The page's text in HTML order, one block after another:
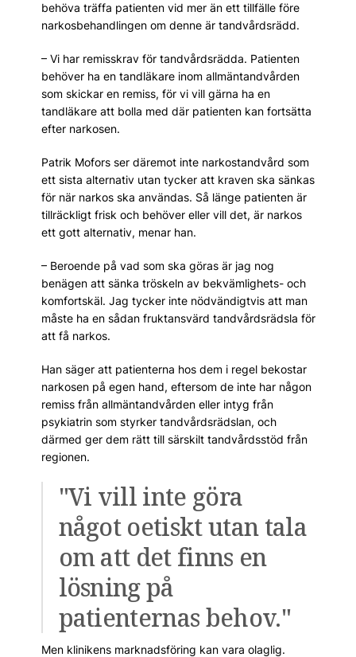
behöva träffa patienten vid mer än ett tillfälle före
narkosbehandlingen om denne är tandvårdsrädd.
– Vi har remisskrav för tandvårdsrädda. Patienten
behöver ha en tandläkare inom allmäntandvården
som skickar en remiss, för vi vill gärna ha en
tandläkare att bolla med där patienten kan fortsätta
efter narkosen.
Patrik Mofors ser däremot inte narkostandvård som
ett sista alternativ utan tycker att kraven ska sänkas
för när narkos ska användas. Så länge patienten är
tillräckligt frisk och behöver eller vill det, är narkos
ett gott alternativ, menar han.
– Beroende på vad som ska göras är jag nog
benägen att sänka tröskeln av bekvämlighets- och
komfortskäl. Jag tycker inte nödvändigtvis att man
måste ha en sådan fruktansvärd tandvårdsrädsla för
att få narkos.
Han säger att patienterna hos dem i regel bekostar
narkosen på egen hand, eftersom de inte har någon
remiss från allmäntandvården eller intyg från
psykiatrin som styrker tandvårdsrädslan, och
därmed ger dem rätt till särskilt tandvårdsstöd från
regionen.
"Vi vill inte göra
något oetiskt utan tala
om att det finns en
lösning på
patienternas behov."
Men klinikens marknadsföring kan vara olaglig.